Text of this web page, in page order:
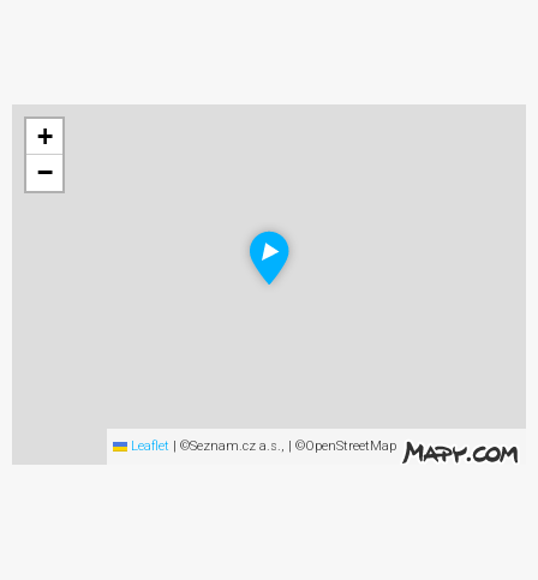
+
−
Leaflet | ©Seznam.cz a.s., | ©OpenStreetMap